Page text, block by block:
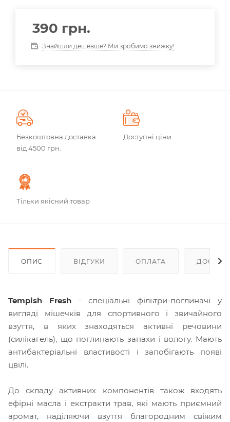
390 грн.
Знайшли дешевше? Ми зробимо знижку!
Безкоштовна доставка
від 4500 грн.
Доступні ціни
Тільки якісний товар
ОПИС ВІДГУКИ ОПЛАТА
Tempish Fresh- спеціальні фільтри-поглиначі у
вигляді мішечків для спортивного і звичайного
взуття, в яких знаходяться активні речовини
(силікагель), що поглинають запахи і вологу. Мають
антибактеріальні властивості і запобігають появі
цвілі.
До складу активних компонентів також входять
ефірні масла і екстракти трав, які мають приємний
аромат, наділяючи взуття благородним свіжим